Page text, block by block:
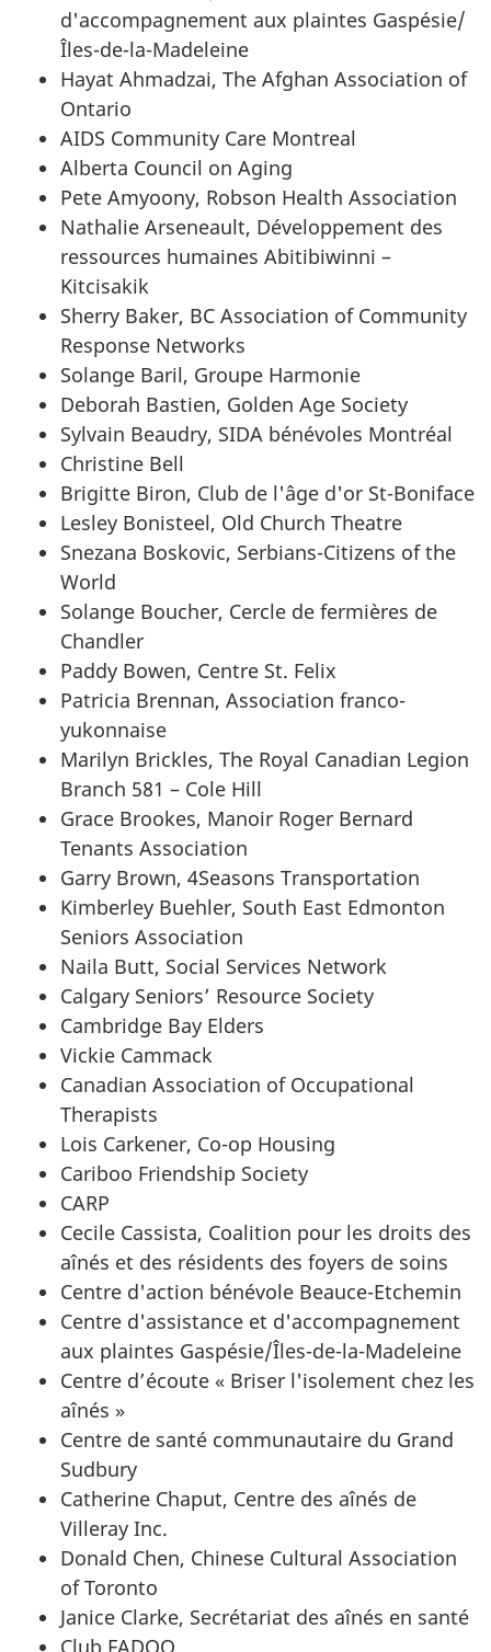
d'accompagnement aux plaintes Gaspésie/
Îles-de-la-Madeleine
Hayat Ahmadzai, The Afghan Association of
Ontario
AIDS Community Care Montreal
Alberta Council on Aging
Pete Amyoony, Robson Health Association
Nathalie Arseneault, Développement des
ressources humaines Abitibiwinni –
Kitcisakik
Sherry Baker, BC Association of Community
Response Networks
Solange Baril, Groupe Harmonie
Deborah Bastien, Golden Age Society
Sylvain Beaudry, SIDA bénévoles Montréal
Christine Bell
Brigitte Biron, Club de l'âge d'or St-Boniface
Lesley Bonisteel, Old Church Theatre
Snezana Boskovic, Serbians-Citizens of the
World
Solange Boucher, Cercle de fermières de
Chandler
Paddy Bowen, Centre St. Felix
Patricia Brennan, Association franco-
yukonnaise
Marilyn Brickles, The Royal Canadian Legion
Branch 581 – Cole Hill
Grace Brookes, Manoir Roger Bernard
Tenants Association
Garry Brown, 4Seasons Transportation
Kimberley Buehler, South East Edmonton
Seniors Association
Naila Butt, Social Services Network
Calgary Seniors’ Resource Society
Cambridge Bay Elders
Vickie Cammack
Canadian Association of Occupational
Therapists
Lois Carkener, Co-op Housing
Cariboo Friendship Society
CARP
Cecile Cassista, Coalition pour les droits des
aînés et des résidents des foyers de soins
Centre d'action bénévole Beauce-Etchemin
Centre d'assistance et d'accompagnement
aux plaintes Gaspésie/Îles-de-la-Madeleine
Centre d’écoute « Briser l'isolement chez les
aînés »
Centre de santé communautaire du Grand
Sudbury
Catherine Chaput, Centre des aînés de
Villeray Inc.
Donald Chen, Chinese Cultural Association
of Toronto
Janice Clarke, Secrétariat des aînés en santé
Club FADOQ